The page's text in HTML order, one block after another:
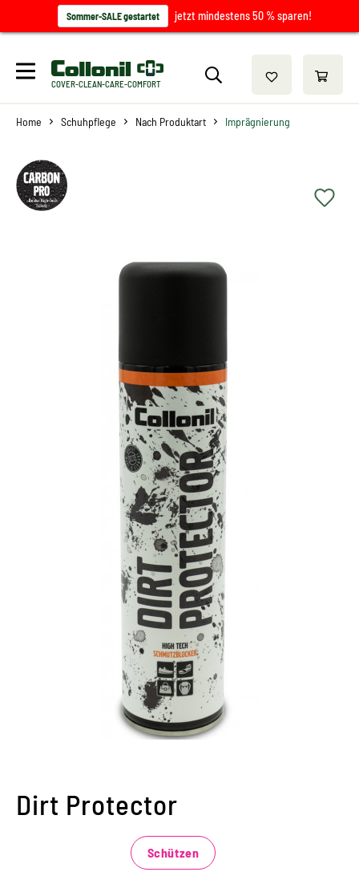
Sommer-SALE gestartet jetzt mindestens 50 % sparen!
COVER-CLEAN-CARE-COMFORT
Home Schuhpflege Nach Produktart Imprägnierung
Dirt Protector
Schützen